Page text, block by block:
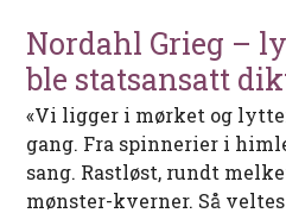
Nordahl Grieg –
ble statsansatt
«Vi ligger i mørket og
gang. Fra spinnerier i
sang. Rastløst, rundt
mønster-kverner. Så